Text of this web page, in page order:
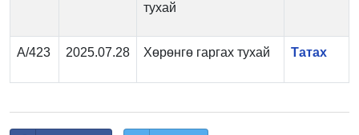
тухай
А/423 2025.07.28 Хөрөнгө гаргах тухай Татах